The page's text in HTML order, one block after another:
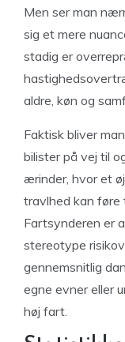
Men ser man
sig et mere
stadig er
aldre, køn og
Faktisk bliver
bilister på vej til
ærinder, hvor et
travlhed kan
Fartsynderen er
stereotype
gennemsnitlig
egne evner eller
høj fart.